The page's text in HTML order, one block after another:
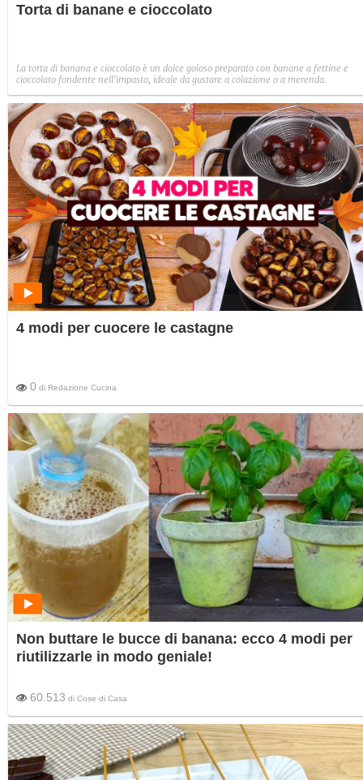
Torta di banane e cioccolato
La torta di banana e cioccolato è un dolce goloso preparato con banane a fettine e
cioccolato fondente nell'impasto, ideale da gustare a colazione o a merenda.
4 modi per cuocere le castagne
0 di Redazione Cucina
Non buttare le bucce di banana: ecco 4 modi per
riutilizzarle in modo geniale!
60.513 di Cose di Casa